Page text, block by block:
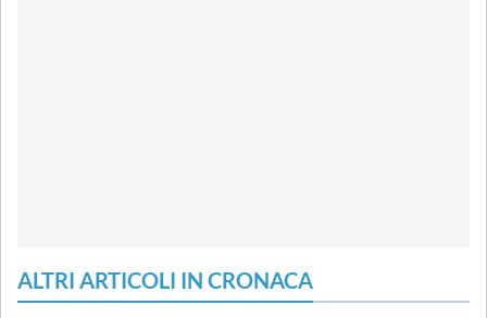
ALTRI ARTICOLI IN CRONACA